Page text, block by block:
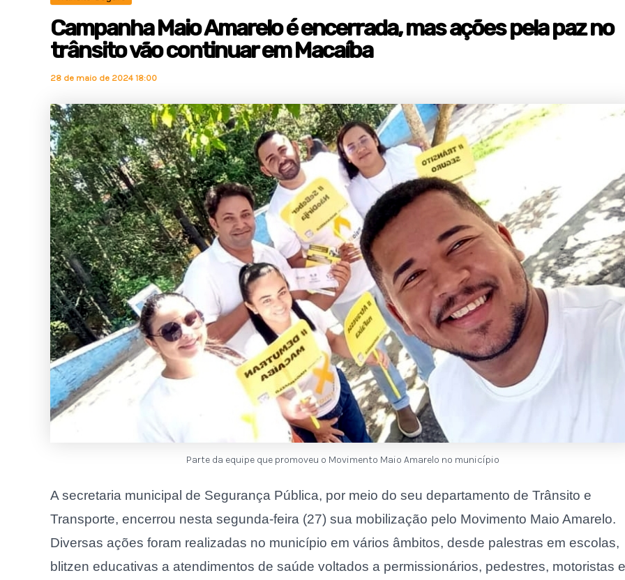
Campanha Maio Amarelo é encerrada, mas ações pela paz no
trânsito vão continuar em Macaíba
28 de maio de 2024 18:00
Parte da equipe que promoveu o Movimento Maio Amarelo no município
A secretaria municipal de Segurança Pública, por meio do seu departamento de Trânsito e
Transporte, encerrou nesta segunda-feira (27) sua mobilização pelo Movimento Maio Amarelo.
Diversas ações foram realizadas no município em vários âmbitos, desde palestras em escolas,
blitzen educativas a atendimentos de saúde voltados a permissionários, pedestres, motoristas e